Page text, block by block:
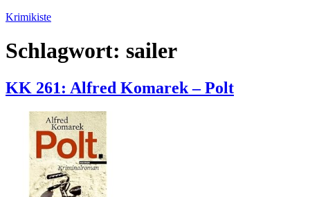
Zum
springen
Krimikiste
Schlagwort: sailer
KK 261: Alfred Komarek – Polt